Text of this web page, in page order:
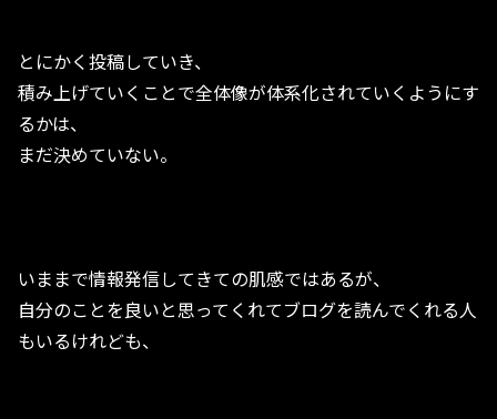
とにかく投稿していき、
積み上げていくことで全体像が体系化されていくようにす
るかは、
まだ決めていない。
いままで情報発信してきての肌感ではあるが、
自分のことを良いと思ってくれてブログを読んでくれる人
もいるけれども、